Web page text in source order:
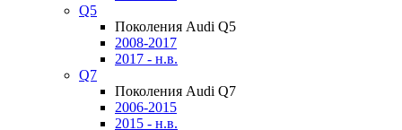
Q5
Поколения Audi Q5
2008-2017
2017 - н.в.
Q7
Поколения Audi Q7
2006-2015
2015 - н.в.